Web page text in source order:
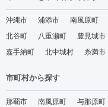
沖縄市 浦添市 南風原町
北谷町
八重瀬町 豊見城市
嘉手納町
北中城村 糸満市
市町村から探す
那覇市 南風原町 与那原町